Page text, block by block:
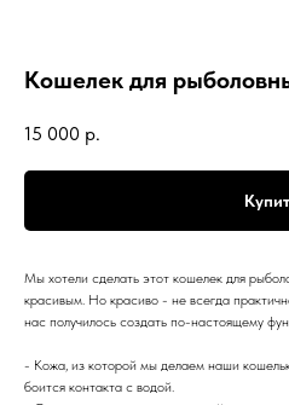
Кошелек для
15 000 р.
Мы хотели сделать этот кошелек для
красивым. Но красиво - не всегда
нас получилось создать по-настоящему
- Кожа, из которой мы делаем наши
боится контакта с водой.